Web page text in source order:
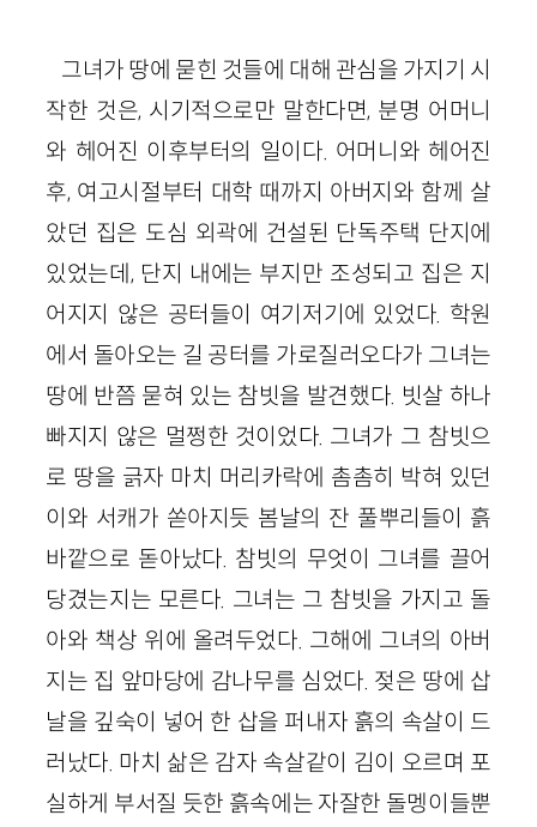
그녀가 땅에 묻힌 것들에 대해 관심을 가지기 시
작한 것은, 시기적으로만 말한다면, 분명 어머니
와 헤어진 이후부터의 일이다. 어머니와 헤어진
후, 여고시절부터 대학 때까지 아버지와 함께 살
았던 집은 도심 외곽에 건설된 단독주택 단지에
있었는데, 단지 내에는 부지만 조성되고 집은 지
어지지 않은 공터들이 여기저기에 있었다. 학원
에서 돌아오는 길 공터를 가로질러오다가 그녀는
땅에 반쯤 묻혀 있는 참빗을 발견했다. 빗살 하나
빠지지 않은 멀쩡한 것이었다. 그녀가 그 참빗으
로 땅을 긁자 마치 머리카락에 촘촘히 박혀 있던
이와 서캐가 쏟아지듯 봄날의 잔 풀뿌리들이 흙
바깥으로 돋아났다. 참빗의 무엇이 그녀를 끌어
당겼는지는 모른다. 그녀는 그 참빗을 가지고 돌
아와 책상 위에 올려두었다. 그해에 그녀의 아버
지는 집 앞마당에 감나무를 심었다. 젖은 땅에 삽
날을 깊숙이 넣어 한 삽을 퍼내자 흙의 속살이 드
러났다. 마치 삶은 감자 속살같이 김이 오르며 포
실하게 부서질 듯한 흙속에는 자잘한 돌멩이들뿐